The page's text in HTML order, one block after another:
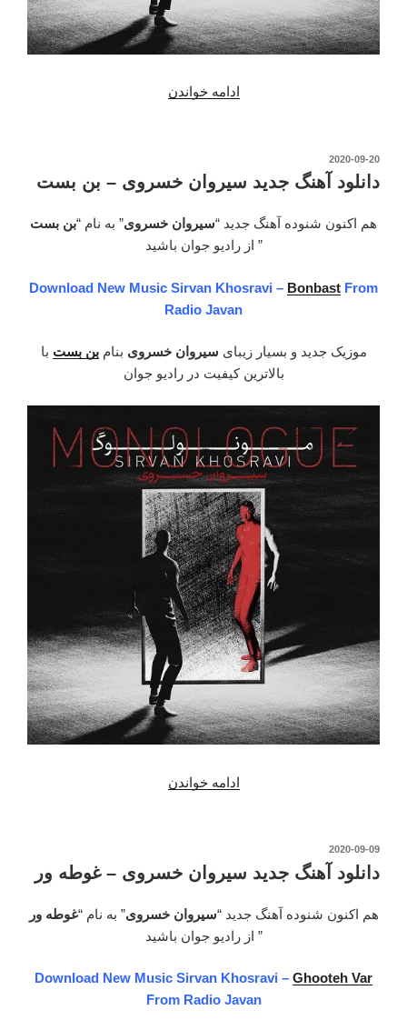
ادامه خواندن
خسروی
منو
ببخش”
نوشته‌شده
2020-09-20
دانلود آهنگ جدید سیروان خسروی – بن بست
هم اکنون شنوده آهنگ جدید “سیروان خسروی” به نام “بن بست
” از رادیو جوان باشید
Download New Music Sirvan Khosravi – Bonbast From
Radio Javan
موزیک جدید و بسیار زیبای سیروان خسروی بنام بن بست با
بالاترین کیفیت در رادیو جوان
ادامه خواندن
خسروی
بن
بست”
نوشته‌شده
2020-09-09
دانلود آهنگ جدید سیروان خسروی – غوطه ور
هم اکنون شنوده آهنگ جدید “سیروان خسروی” به نام “غوطه ور
” از رادیو جوان باشید
Download New Music Sirvan Khosravi – Ghooteh Var
From Radio Javan